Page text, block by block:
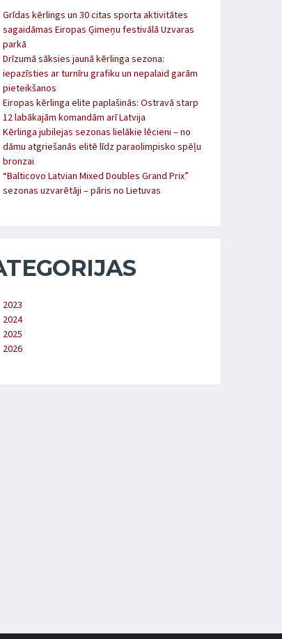
Grīdas kērlings un 30 citas sporta aktivitātes
sagaidāmas Eiropas Ģimeņu festivālā Uzvaras
parkā
Drīzumā sāksies jaunā kērlinga sezona:
iepazīsties ar turnīru grafiku un nepalaid garām
pieteikšanos
Eiropas kērlinga elite paplašinās: Ostravā starp
12 labākajām komandām arī Latvija
Kērlinga jubilejas sezonas lielākie lēcieni – no
dāmu atgriešanās elitē līdz paraolimpisko spēļu
bronzai
“Balticovo Latvian Mixed Doubles Grand Prix”
sezonas uzvarētāji – pāris no Lietuvas
2023
2024
2025
2026